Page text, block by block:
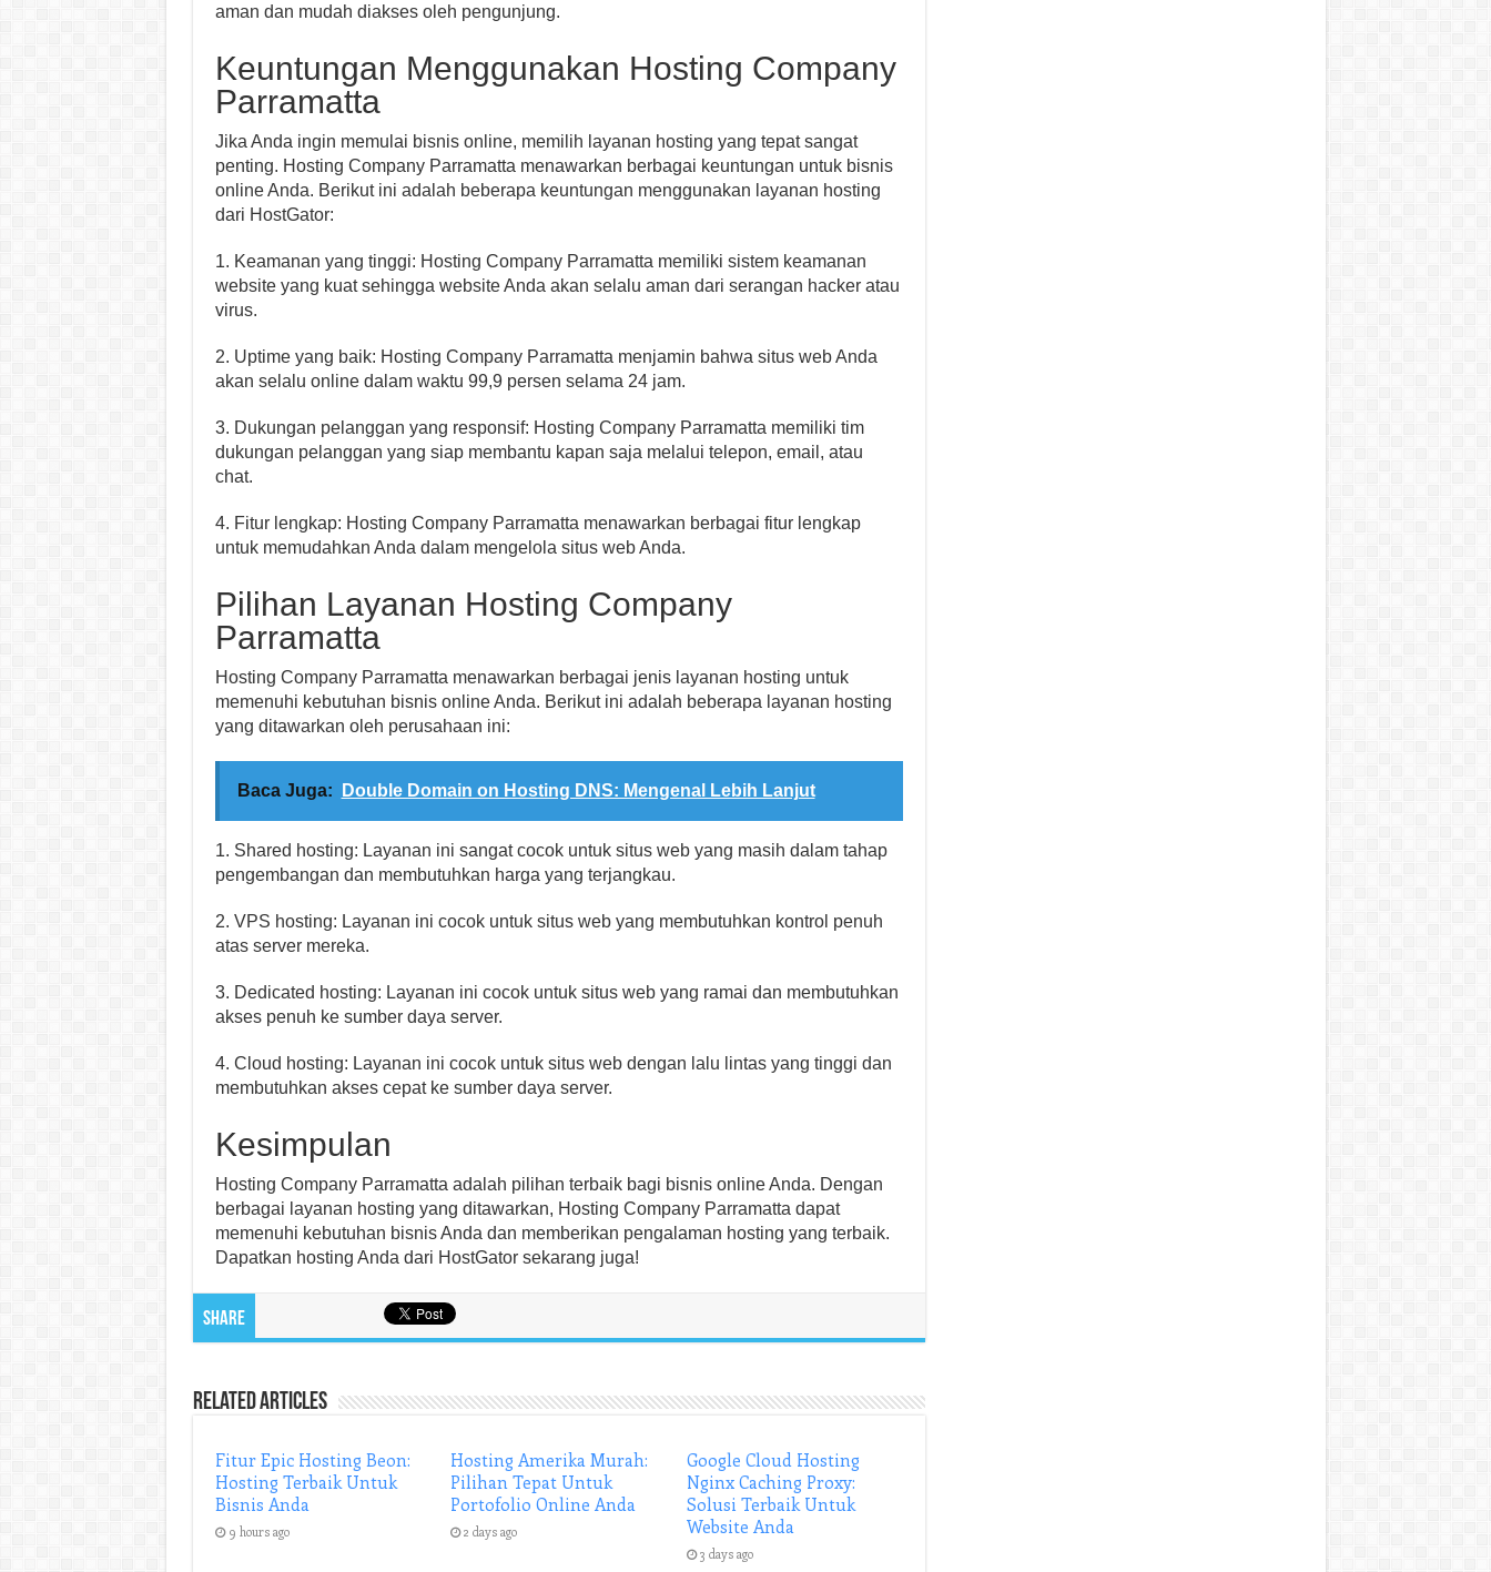
aman dan mudah diakses oleh pengunjung.
Keuntungan Menggunakan Hosting Company
Parramatta
Jika Anda ingin memulai bisnis online, memilih layanan hosting yang tepat sangat
penting. Hosting Company Parramatta menawarkan berbagai keuntungan untuk bisnis
online Anda. Berikut ini adalah beberapa keuntungan menggunakan layanan hosting
dari HostGator:
1. Keamanan yang tinggi: Hosting Company Parramatta memiliki sistem keamanan
website yang kuat sehingga website Anda akan selalu aman dari serangan hacker atau
virus.
2. Uptime yang baik: Hosting Company Parramatta menjamin bahwa situs web Anda
akan selalu online dalam waktu 99,9 persen selama 24 jam.
3. Dukungan pelanggan yang responsif: Hosting Company Parramatta memiliki tim
dukungan pelanggan yang siap membantu kapan saja melalui telepon, email, atau
chat.
4. Fitur lengkap: Hosting Company Parramatta menawarkan berbagai fitur lengkap
untuk memudahkan Anda dalam mengelola situs web Anda.
Pilihan Layanan Hosting Company
Parramatta
Hosting Company Parramatta menawarkan berbagai jenis layanan hosting untuk
memenuhi kebutuhan bisnis online Anda. Berikut ini adalah beberapa layanan hosting
yang ditawarkan oleh perusahaan ini:
Baca Juga: Double Domain on Hosting DNS: Mengenal Lebih Lanjut
1. Shared hosting: Layanan ini sangat cocok untuk situs web yang masih dalam tahap
pengembangan dan membutuhkan harga yang terjangkau.
2. VPS hosting: Layanan ini cocok untuk situs web yang membutuhkan kontrol penuh
atas server mereka.
3. Dedicated hosting: Layanan ini cocok untuk situs web yang ramai dan membutuhkan
akses penuh ke sumber daya server.
4. Cloud hosting: Layanan ini cocok untuk situs web dengan lalu lintas yang tinggi dan
membutuhkan akses cepat ke sumber daya server.
Kesimpulan
Hosting Company Parramatta adalah pilihan terbaik bagi bisnis online Anda. Dengan
berbagai layanan hosting yang ditawarkan, Hosting Company Parramatta dapat
memenuhi kebutuhan bisnis Anda dan memberikan pengalaman hosting yang terbaik.
Dapatkan hosting Anda dari HostGator sekarang juga!
Share
Related Articles
Fitur Epic Hosting Beon:
Hosting Terbaik Untuk
Bisnis Anda
9 hours ago
Hosting Amerika Murah:
Pilihan Tepat Untuk
Portofolio Online Anda
2 days ago
Google Cloud Hosting
Nginx Caching Proxy:
Solusi Terbaik Untuk
Website Anda
3 days ago